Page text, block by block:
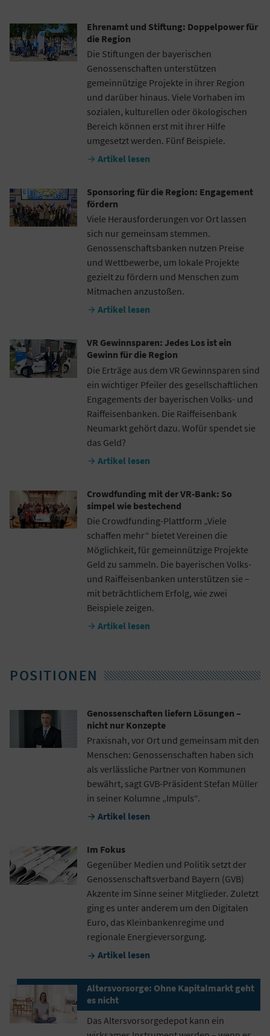
Ehrenamt und Stiftung: Doppelpower für
die Region
Die Stiftungen der bayerischen
Genossenschaften unterstützen
gemeinnützige Projekte in ihrer Region
und darüber hinaus. Viele Vorhaben im
sozialen, kulturellen oder ökologischen
Bereich können erst mit ihrer Hilfe
umgesetzt werden. Fünf Beispiele.
 Artikel lesen
Sponsoring für die Region: Engagement
fördern
Viele Herausforderungen vor Ort lassen
sich nur gemeinsam stemmen.
Genossenschaftsbanken nutzen Preise
und Wettbewerbe, um lokale Projekte
gezielt zu fördern und Menschen zum
Mitmachen anzustoßen.
 Artikel lesen
VR Gewinnsparen: Jedes Los ist ein
Gewinn für die Region
Die Erträge aus dem VR Gewinnsparen sind
ein wichtiger Pfeiler des gesellschaftlichen
Engagements der bayerischen Volks- und
Raiffeisenbanken. Die Raiffeisenbank
Neumarkt gehört dazu. Wofür spendet sie
das Geld?
 Artikel lesen
Crowdfunding mit der VR-Bank: So
simpel wie bestechend
Die Crowdfunding-Plattform „Viele
schaffen mehr“ bietet Vereinen die
Möglichkeit, für gemeinnützige Projekte
Geld zu sammeln. Die bayerischen Volks-
und Raiffeisenbanken unterstützen sie –
mit beträchtlichem Erfolg, wie zwei
Beispiele zeigen.
 Artikel lesen
POSITIONEN
Genossenschaften liefern Lösungen –
nicht nur Konzepte
Praxisnah, vor Ort und gemeinsam mit den
Menschen: Genossenschaften haben sich
als verlässliche Partner von Kommunen
bewährt, sagt GVB-Präsident Stefan Müller
in seiner Kolumne „Impuls“.
 Artikel lesen
Im Fokus
Gegenüber Medien und Politik setzt der
Genossenschaftsverband Bayern (GVB)
Akzente im Sinne seiner Mitglieder. Zuletzt
ging es unter anderem um den Digitalen
Euro, das Kleinbankenregime und
regionale Energieversorgung.
 Artikel lesen
Altersvorsorge: Ohne Kapitalmarkt geht
es nicht
Das Altersvorsorgedepot kann ein